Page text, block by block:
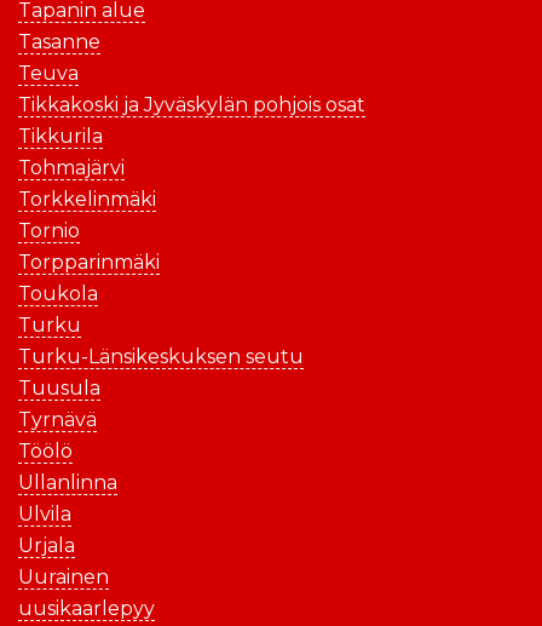
Tapanin alue
Tasanne
Teuva
Tikkakoski ja Jyväskylän pohjois osat
Tikkurila
Tohmajärvi
Torkkelinmäki
Tornio
Torpparinmäki
Toukola
Turku
Turku-Länsikeskuksen seutu
Tuusula
Tyrnävä
Töölö
Ullanlinna
Ulvila
Urjala
Uurainen
uusikaarlepyy